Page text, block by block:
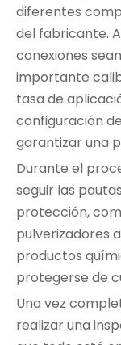
diferentes
del fabricante.
conexiones
importante
tasa de
configuración
garantizar una
Durante el
seguir las
protección,
pulverizadores
productos
protegerse de
Una vez
realizar una